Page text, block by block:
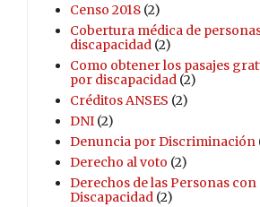
Censo 2018 (2)
Cobertura médica de
discapacidad (2)
Como obtener los pasajes
por discapacidad (2)
Créditos ANSES (2)
DNI (2)
Denuncia por Discriminación
Derecho al voto (2)
Derechos de las Personas con
Discapacidad (2)